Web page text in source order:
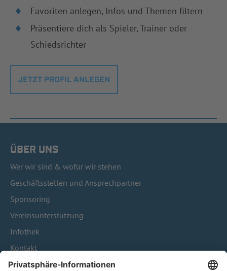
Favoriten anlegen, Infos und Themen filtern
Präsentiere dich als Spieler, Trainer oder
Schiedsrichter
JETZT PROFIL ANLEGEN
ÜBER UNS
Wer wir sind & wofür wir stehen
Geschäftsstellen und Ansprechpartner
Sponsoring
Vereinsunterstützung
Infothek
Kontakt